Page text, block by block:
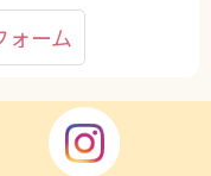
ォーム